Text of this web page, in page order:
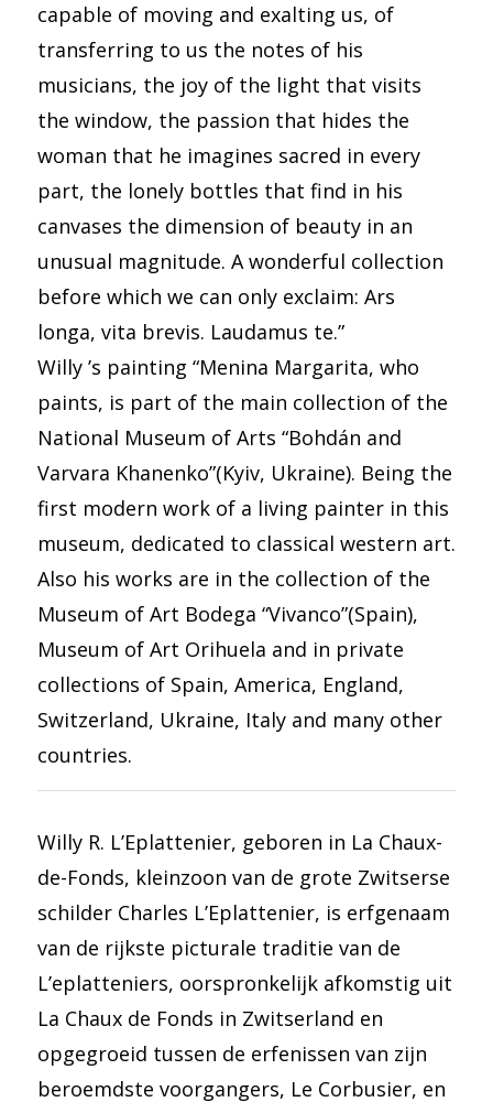
capable of moving and exalting us, of
transferring to us the notes of his
musicians, the joy of the light that visits
the window, the passion that hides the
woman that he imagines sacred in every
part, the lonely bottles that find in his
canvases the dimension of beauty in an
unusual magnitude. A wonderful collection
before which we can only exclaim: Ars
longa, vita brevis. Laudamus te.”
Willy ’s painting “Menina Margarita, who
paints, is part of the main collection of the
National Museum of Arts “Bohdán and
Varvara Khanenko”(Kyiv, Ukraine). Being the
first modern work of a living painter in this
museum, dedicated to classical western art.
Also his works are in the collection of the
Museum of Art Bodega “Vivanco”(Spain),
Museum of Art Orihuela and in private
collections of Spain, America, England,
Switzerland, Ukraine, Italy and many other
countries.
Willy R. L’Eplattenier, geboren in La Chaux-
de-Fonds, kleinzoon van de grote Zwitserse
schilder Charles L’Eplattenier, is erfgenaam
van de rijkste picturale traditie van de
L’eplatteniers, oorspronkelijk afkomstig uit
La Chaux de Fonds in Zwitserland en
opgegroeid tussen de erfenissen van zijn
beroemdste voorgangers, Le Corbusier, en